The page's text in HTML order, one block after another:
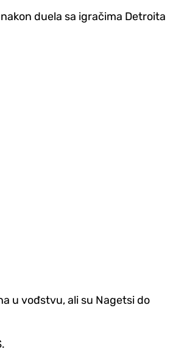
duela sa igračima Detroita
u vođstvu, ali su Nagetsi do